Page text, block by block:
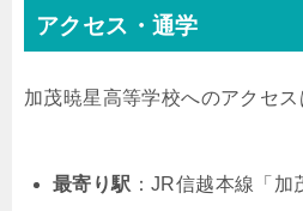
アクセス・通学
加茂暁星高等学校へのアクセス
最寄り駅 ：JR信越本線「